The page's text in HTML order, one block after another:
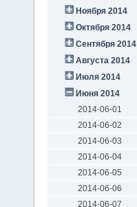
Ноября 2014
Октября 2014
Сентября 2014
Августа 2014
Июля 2014
Июня 2014
2014-06-01
2014-06-02
2014-06-03
2014-06-04
2014-06-05
2014-06-06
2014-06-07